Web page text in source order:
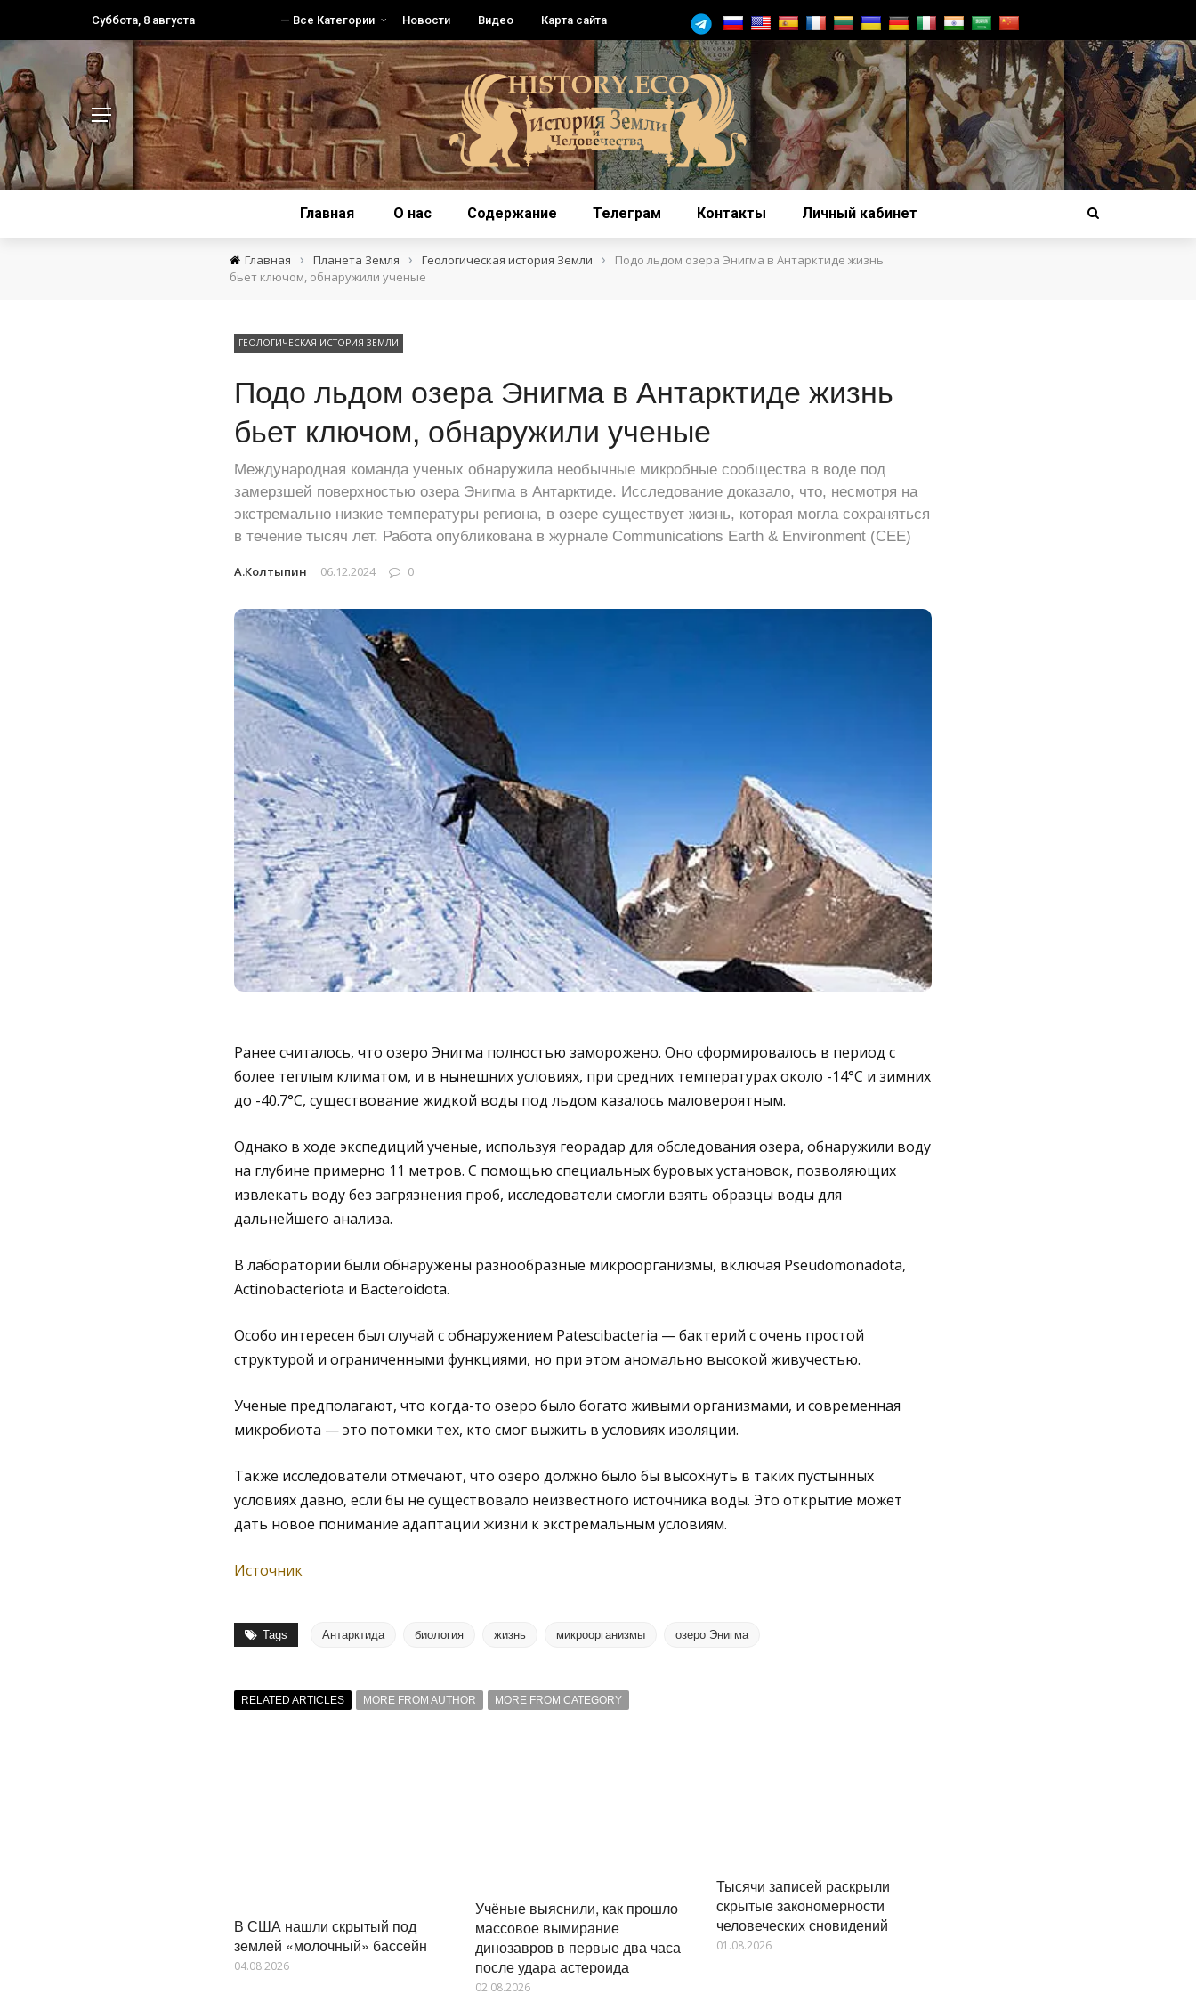
Суббота, 8 августа — Все Категории Новости Видео Карта сайта
Главная О нас Содержание Телеграм Контакты Личный кабинет
Главная › Планета Земля › Геологическая история Земли ›
Подо льдом озера Энигма в Антарктиде жизнь
бьет ключом, обнаружили ученые
ГЕОЛОГИЧЕСКАЯ ИСТОРИЯ ЗЕМЛИ
Подо льдом озера Энигма в Антарктиде жизнь
бьет ключом, обнаружили ученые
Международная команда ученых обнаружила необычные микробные сообщества в воде под
замерзшей поверхностью озера Энигма в Антарктиде. Исследование доказало, что, несмотря на
экстремально низкие температуры региона, в озере существует жизнь, которая могла сохраняться
в течение тысяч лет. Работа опубликована в журнале Communications Earth & Environment (CEE)
А.Колтыпин 06.12.2024 0
Ранее считалось, что озеро Энигма полностью заморожено. Оно сформировалось в период с
более теплым климатом, и в нынешних условиях, при средних температурах около -14°C и зимних
до -40.7°C, существование жидкой воды под льдом казалось маловероятным.
Однако в ходе экспедиций ученые, используя георадар для обследования озера, обнаружили воду
на глубине примерно 11 метров. С помощью специальных буровых установок, позволяющих
извлекать воду без загрязнения проб, исследователи смогли взять образцы воды для
дальнейшего анализа.
В лаборатории были обнаружены разнообразные микроорганизмы, включая Pseudomonadota,
Actinobacteriota и Bacteroidota.
Особо интересен был случай с обнаружением Patescibacteria — бактерий с очень простой
структурой и ограниченными функциями, но при этом аномально высокой живучестью.
Ученые предполагают, что когда-то озеро было богато живыми организмами, и современная
микробиота — это потомки тех, кто смог выжить в условиях изоляции.
Также исследователи отмечают, что озеро должно было бы высохнуть в таких пустынных
условиях давно, если бы не существовало неизвестного источника воды. Это открытие может
дать новое понимание адаптации жизни к экстремальным условиям.
Источник
Tags Антарктида биология жизнь микроорганизмы озеро Энигма
RELATED ARTICLES MORE FROM AUTHOR MORE FROM CATEGORY
В США нашли скрытый под
землей «молочный» бассейн
04.08.2026
Учёные выяснили, как прошло
массовое вымирание
динозавров в первые два часа
после удара астероида
02.08.2026
Тысячи записей раскрыли
скрытые закономерности
человеческих сновидений
01.08.2026